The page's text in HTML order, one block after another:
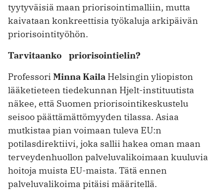
tyytyväisiä maan priorisointimalliin, mutta
kaivataan konkreettisia työkaluja arkipäivän
priori­sointi­työhön.
Tarvitaanko priorisointielin?
Professori Minna Kaila Helsingin yliopiston
lääketieteen tiedekunnan Hjelt-instituutista
näkee, että Suomen priorisointikeskustelu
seisoo päättämättömyyden tilassa. Asiaa
mutkistaa pian voimaan tuleva EU:n
potilasdirektiivi, joka sallii hakea oman maan
terveydenhuollon palveluvalikoimaan kuuluvia
hoitoja muista EU-maista. Tätä ennen
palveluvalikoima pitäisi määritellä.